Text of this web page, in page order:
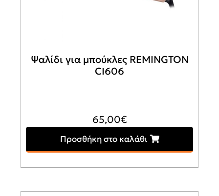
Ψαλίδι για μπούκλες REMINGTON
CI606
65,00€
Προσθήκη στο καλάθι